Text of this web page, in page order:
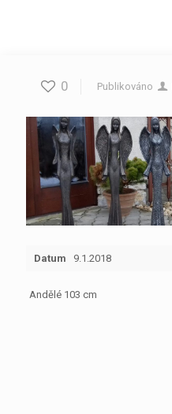
0 Publikováno
Datum 9.1.2018
Andělé 103 cm